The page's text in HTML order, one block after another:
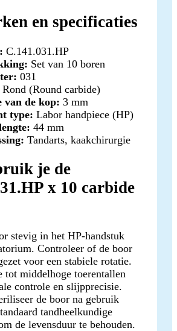
en specificaties
C.141.031.HP
Set van 10 boren
031
Rond (Round carbide)
van de kop: 3 mm
type: Labor handpiece (HP)
44 mm
Tandarts, kaakchirurgie
je de
x 10 carbide
stevig in het HP-handstuk
Controleer of de boor
voor een stabiele rotatie.
tot middelhoge toerentallen
controle en slijpprecisie.
de boor na gebruik
tandheelkundige
de levensduur te behouden.